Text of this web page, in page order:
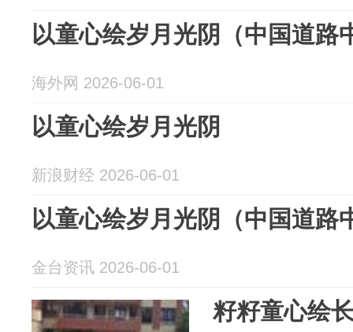
以童心绘岁月光阴（中国道路
海外网 2026-06-01
以童心绘岁月光阴
新浪财经 2026-06-01
以童心绘岁月光阴（中国道路
金台资讯 2026-06-01
籽籽童心绘